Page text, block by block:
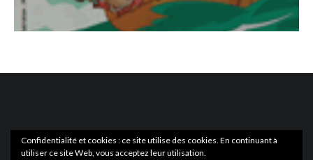
Confidentialité et cookies : ce site utilise des cookies. En continuant à
utiliser ce site Web, vous acceptez leur utilisation.